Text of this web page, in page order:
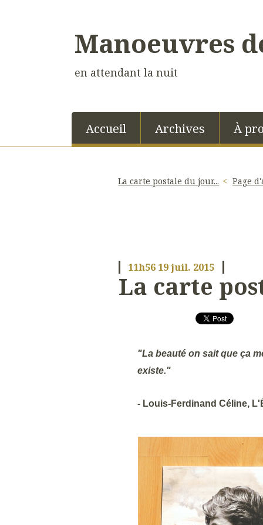
Manoeuvres
en attendant la nuit
Accueil Archives À
La carte postale du jour... Page
11h56 19juil. 2015
La carte
"La beauté on sait que ça
existe."
- Louis-Ferdinand Céline,